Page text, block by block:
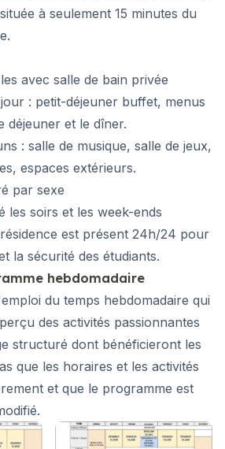
à seulement 15 minutes du
avec salle de bain privée
: petit-déjeuner buffet, menus
déjeuner et le dîner.
: salle de musique, salle de jeux,
espaces extérieurs.
par sexe
les soirs et les week-ends
est présent 24h/24 pour
la sécurité des étudiants.
hebdomadaire
du temps hebdomadaire qui
des activités passionnantes
structuré dont bénéficieront les
que les horaires et les activités
et que le programme est